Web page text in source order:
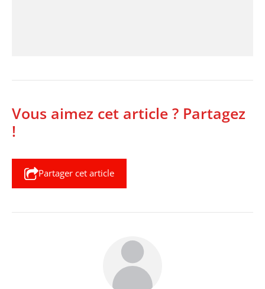
Vous aimez cet article ? Partagez
!
Partager cet article